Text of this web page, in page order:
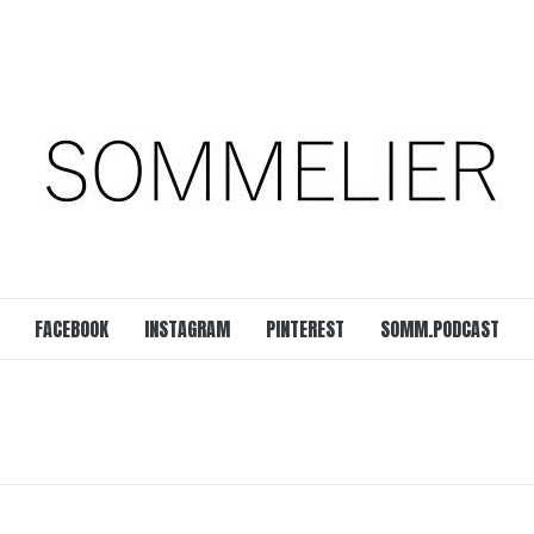
FACEBOOK INSTAGRAM PINTEREST SOMM.PODCAST